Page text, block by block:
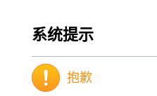
系统提示
抱歉